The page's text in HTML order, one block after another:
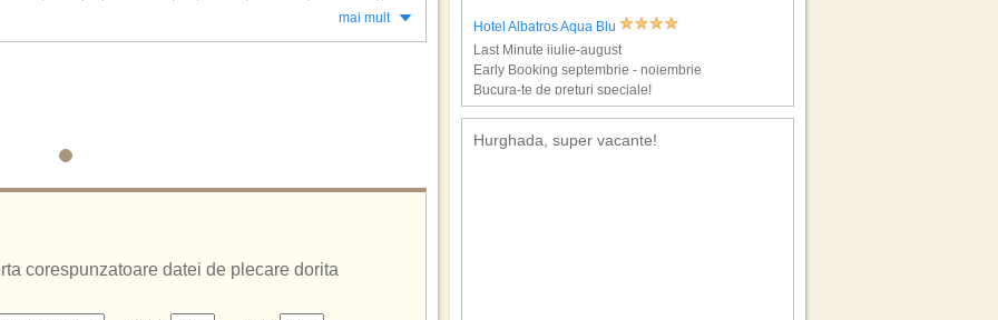
de sporturi acvatice, spalatorie, cabinet medical, sali de
mai mult
corespunzatoare datei de plecare dorita
Hotel Albatros Aqua Blu
Last Minute iiulie-august
Early Booking septembrie - noiembrie
Bucura-te de preturi speciale!
Hurghada, super vacante!